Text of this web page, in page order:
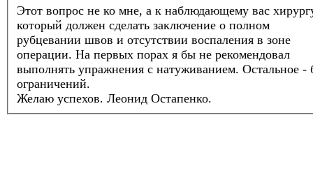
Этот вопрос не ко мне, а к наблюдающему вас
который должен сделать заключение о полном
рубцевании швов и отсутствии воспаления в зоне
операции. На первых порах я бы не рекомендовал
выполнять упражнения с натуживанием. Остальное -
ограничений.
Желаю успехов. Леонид Остапенко.